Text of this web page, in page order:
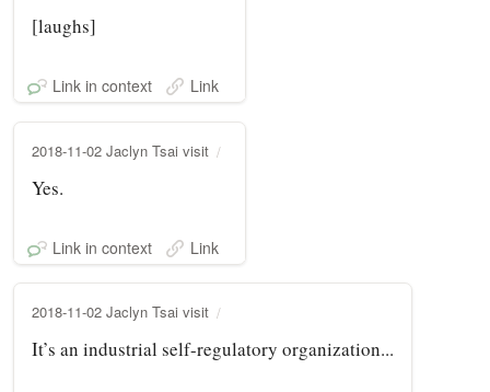
[laughs]
Link in context Link
2018-11-02 Jaclyn Tsai visit
Yes.
Link in context Link
2018-11-02 Jaclyn Tsai visit
It’s an industrial self-regulatory organization...